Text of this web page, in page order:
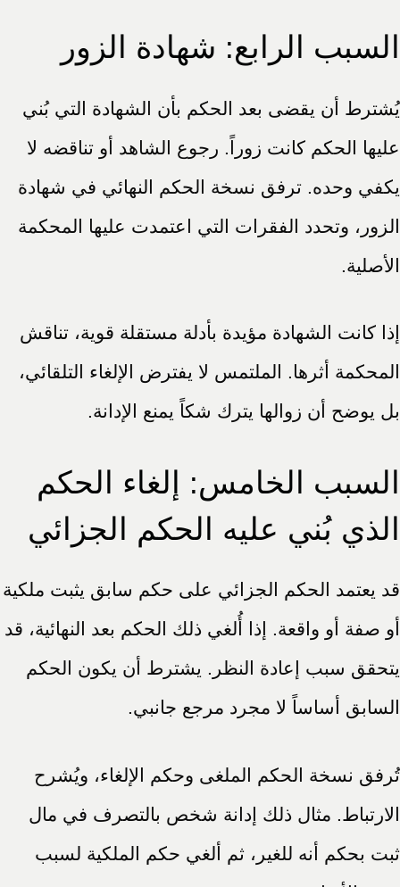
السبب الرابع: شهادة الزور
يُشترط أن يقضى بعد الحكم بأن الشهادة التي بُني
عليها الحكم كانت زوراً. رجوع الشاهد أو تناقضه لا
يكفي وحده. ترفق نسخة الحكم النهائي في شهادة
الزور، وتحدد الفقرات التي اعتمدت عليها المحكمة
الأصلية.
إذا كانت الشهادة مؤيدة بأدلة مستقلة قوية، تناقش
المحكمة أثرها. الملتمس لا يفترض الإلغاء التلقائي،
بل يوضح أن زوالها يترك شكاً يمنع الإدانة.
السبب الخامس: إلغاء الحكم
الذي بُني عليه الحكم الجزائي
قد يعتمد الحكم الجزائي على حكم سابق يثبت ملكية
أو صفة أو واقعة. إذا أُلغي ذلك الحكم بعد النهائية، قد
يتحقق سبب إعادة النظر. يشترط أن يكون الحكم
السابق أساساً لا مجرد مرجع جانبي.
تُرفق نسخة الحكم الملغى وحكم الإلغاء، ويُشرح
الارتباط. مثال ذلك إدانة شخص بالتصرف في مال
ثبت بحكم أنه للغير، ثم ألغي حكم الملكية لسبب